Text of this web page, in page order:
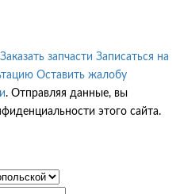
Заказать запчасти Записаться на
Оставить жалобу
. Отправляя данные, вы
этого сайта.